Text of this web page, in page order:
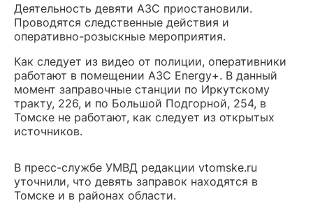
Деятельность девяти АЗС приостановили.
Проводятся следственные действия и
оперативно-розыскные мероприятия.
Как следует из видео от полиции, оперативники
работают в помещении АЗС Energy+. В данный
момент заправочные станции по Иркутскому
тракту, 226, и по Большой Подгорной, 254, в
Томске не работают, как следует из открытых
источников.
В пресс-службе УМВД редакции vtomske.ru
уточнили, что девять заправок находятся в
Томске и в районах области.